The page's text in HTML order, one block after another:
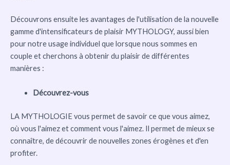
Découvrons ensuite les avantages de l'utilisation de la nouvelle
gamme d'intensificateurs de plaisir MYTHOLOGY, aussi bien
pour notre usage individuel que lorsque nous sommes en
couple et cherchons à obtenir du plaisir de différentes
manières :
Découvrez-vous
LA MYTHOLOGIE vous permet de savoir ce que vous aimez,
où vous l'aimez et comment vous l'aimez. Il permet de mieux se
connaître, de découvrir de nouvelles zones érogènes et d'en
profiter.